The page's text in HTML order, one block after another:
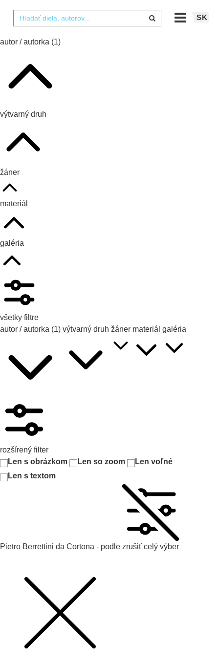
SK
autor / autorka (1)
výtvarný druh
žáner
materiál
galéria
všetky filtre
autor / autorka (1) výtvarný druh žáner materiál galéria
rozšírený filter
Len s obrázkom
Len so zoom
Len voľné
Len s textom
Pietro Berrettini da Cortona - podle zrušiť celý výber